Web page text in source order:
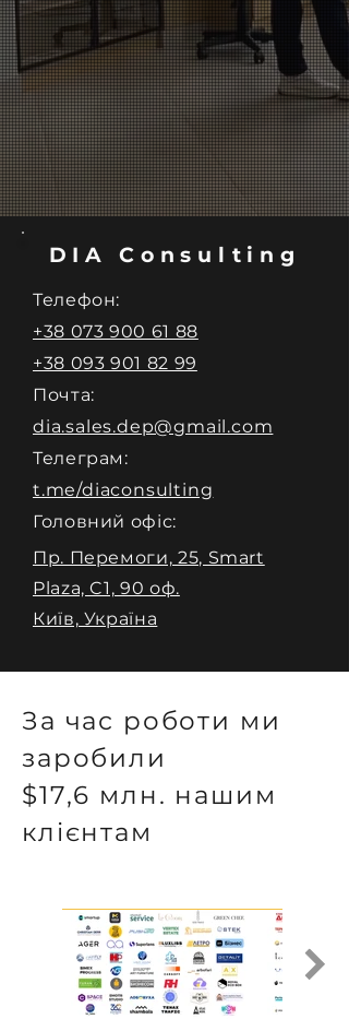
DIA Consulting
Телефон:
+38 073 900 61 88
+38 093 901 82 99
Почта:
dia.sales.dep@gmail.com
Телеграм:
t.me/diaconsulting
Головний офіс:
Пр. Перемоги, 25, Smart
Plaza, C1, 90 оф.
Київ, Україна
За час роботи ми
заробили
$17,6 млн. нашим
клієнтам